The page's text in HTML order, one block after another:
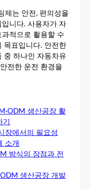
제는 안전, 편의성을
니다. 사용자가 자
적으로 활용할 수
목표입니다. 안전한
중 하나인 자동차유
전한 운전 환경을
생산공장 활
장에서의 필요성
소개
방식의 장점과 전
생산공장 개발